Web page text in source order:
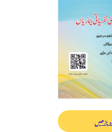
پڑھیں